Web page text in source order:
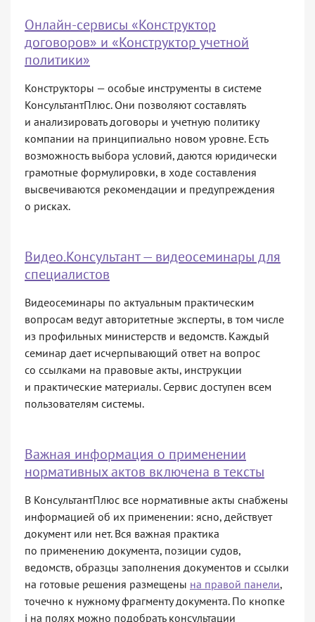
Онлайн-сервисы «Конструктор
договоров» и «Конструктор учетной
политики»
Конструкторы — особые инструменты в системе
КонсультантПлюс. Они позволяют составлять
и анализировать договоры и учетную политику
компании на принципиально новом уровне. Есть
возможность выбора условий, даются юридически
грамотные формулировки, в ходе составления
высвечиваются рекомендации и предупреждения
о рисках.
Видео.Консультант — видеосеминары для
специалистов
Видеосеминары по актуальным практическим
вопросам ведут авторитетные эксперты, в том числе
из профильных министерств и ведомств. Каждый
семинар дает исчерпывающий ответ на вопрос
со ссылками на правовые акты, инструкции
и практические материалы. Сервис доступен всем
пользователям системы.
Важная информация о применении
нормативных актов включена в тексты
В КонсультантПлюс все нормативные акты снабжены
информацией об их применении: ясно, действует
документ или нет. Вся важная практика
по применению документа, позиции судов,
ведомств, образцы заполнения документов и ссылки
на готовые решения размещены на правой панели,
точечно к нужному фрагменту документа. По кнопке
i на полях можно подобрать консультации